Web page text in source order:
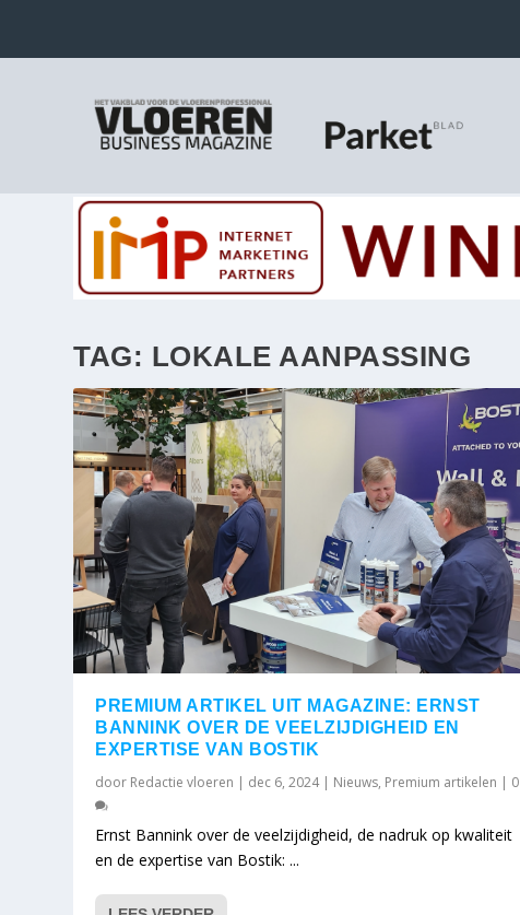
TAG: LOKALE AANPASSING
PREMIUM ARTIKEL UIT MAGAZINE: ERNST
BANNINK OVER DE VEELZIJDIGHEID EN
EXPERTISE VAN BOSTIK
door Redactie vloeren | dec 6, 2024| Nieuws, Premium artikelen | 0
Ernst Bannink over de veelzijdigheid, de nadruk op kwaliteit
en de expertise van Bostik: ...